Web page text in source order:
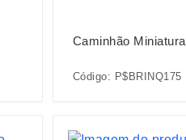
Caminhão Miniatura
Código: P$BRINQ175